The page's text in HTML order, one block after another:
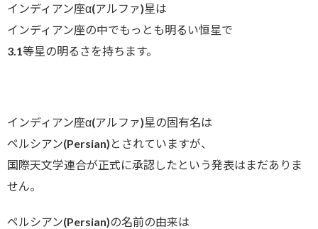
インディアン座α(アルファ)星は
インディアン座の中でもっとも明るい恒星で
3.1等星の明るさを持ちます。
インディアン座α(アルファ)星の固有名は
ペルシアン(Persian)とされていますが、
国際天文学連合が正式に承認したという発表はまだありま
せん。
ペルシアン(Persian)の名前の由来は